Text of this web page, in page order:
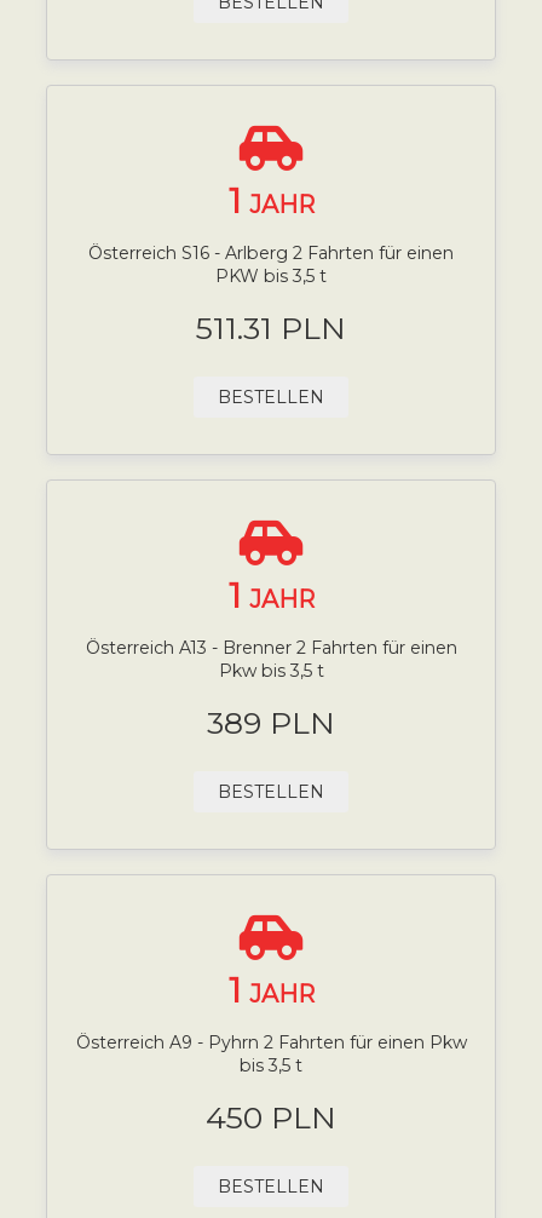
1 JAHR
Österreich S16 - Arlberg 2 Fahrten für einen
PKW bis 3,5 t
511.31 PLN
BESTELLEN
1 JAHR
Österreich A13 - Brenner 2 Fahrten für einen
Pkw bis 3,5 t
389 PLN
BESTELLEN
1 JAHR
Österreich A9 - Pyhrn 2 Fahrten für einen Pkw
bis 3,5 t
450 PLN
BESTELLEN